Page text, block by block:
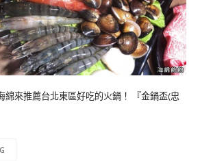
來推薦台北東區好吃的火鍋！ 『金鍋盃(忠